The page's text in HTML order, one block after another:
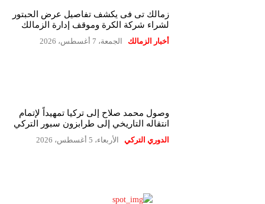
زمالك تى فى يكشف تفاصيل عرض الحبتور
لشراء شركة الكرة وموقف إدارة الزمالك
أخبار الزمالك الجمعة، 7 أغسطس، 2026
وصول محمد صلاح إلى تركيا تمهيداً لإتمام
انتقاله التاريخي إلى طرابزون سبور التركي
الدوري التركي الأربعاء، 5 أغسطس، 2026